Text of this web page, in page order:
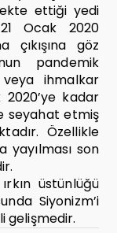
ettiği yedi
Ocak 2020
çıkışına göz
pandemik
ihmalkar
2020’ye kadar
seyahat etmiş
Özellikle
yayılması son
üstünlüğü
Siyonizm’i
gelişmedir.